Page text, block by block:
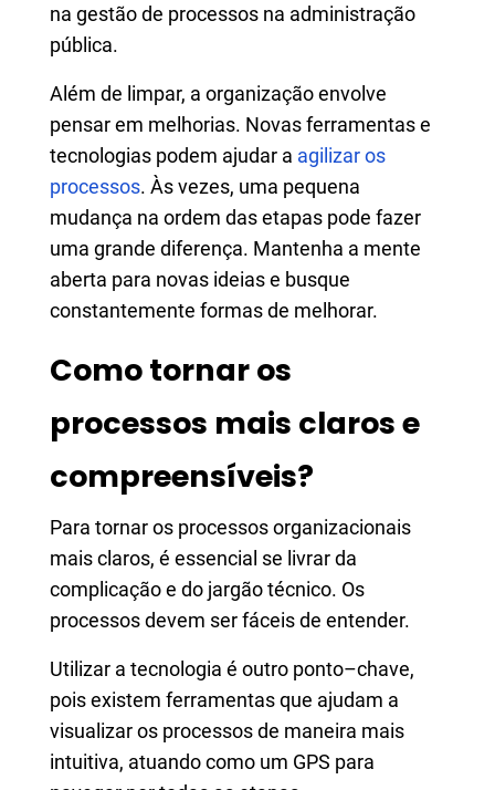
na gestão de processos na administração
pública.
Além de limpar, a organização envolve
pensar em melhorias. Novas ferramentas e
tecnologias podem ajudar a agilizar os
processos. Às vezes, uma pequena
mudança na ordem das etapas pode fazer
uma grande diferença. Mantenha a mente
aberta para novas ideias e busque
constantemente formas de melhorar.
Como tornar os
processos mais claros e
compreensíveis?
Para tornar os processos organizacionais
mais claros, é essencial se livrar da
complicação e do jargão técnico. Os
processos devem ser fáceis de entender.
Utilizar a tecnologia é outro ponto–chave,
pois existem ferramentas que ajudam a
visualizar os processos de maneira mais
intuitiva, atuando como um GPS para